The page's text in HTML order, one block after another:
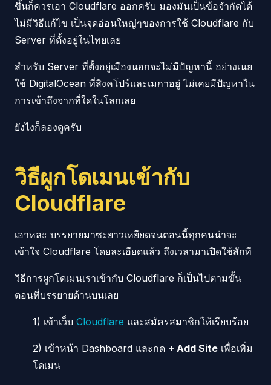
ขึ้นก็ควรเอา Cloudflare ออกครับ มองมันเป็นข้อจำกัดได้
ไม่มีวิธีแก้ไข เป็นจุดอ่อนใหญ่ๆของการใช้ Cloudflare กับ
Server ที่ตั้งอยู่ในไทยเลย
สำหรับ Server ที่ตั้งอยู่เมืองนอกจะไม่มีปัญหานี้ อย่างเนย
ใช้ DigitalOcean ที่สิงคโปร์และเมกาอยู่ ไม่เคยมีปัญหาใน
การเข้าถึงจากที่ใดในโลกเลย
ยังไงก็ลองดูครับ
วิธีผูกโดเมนเข้ากับ
Cloudflare
เอาหละ บรรยายมาซะยาวเหยียดจนตอนนี้ทุกคนน่าจะ
เข้าใจ Cloudflare โดยละเอียดแล้ว ถึงเวลามาเปิดใช้สักที
วิธีการผูกโดเมนเราเข้ากับ Cloudflare ก็เป็นไปตามขั้น
ตอนที่บรรยายด้านบนเลย
1) เข้าเว็บ Cloudflare และสมัครสมาชิกให้เรียบร้อย
2) เข้าหน้า Dashboard และกด + Add Site เพื่อเพิ่ม
โดเมน